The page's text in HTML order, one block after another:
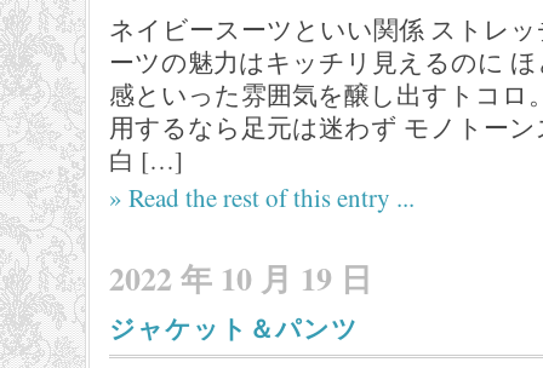
ネイビースーツといい関係 ストレ
ーツの魅力はキッチリ見えるのに
感といった雰囲気を醸し出すトコロ
用するなら足元は迷わず モノトー
白 […]
» Read the rest of this entry ...
2022 年 10 月 19 日
ジャケット＆パンツ